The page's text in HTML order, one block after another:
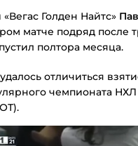
Голден Найтс»
матче подряд после
полтора месяца.
отличиться
чемпионата